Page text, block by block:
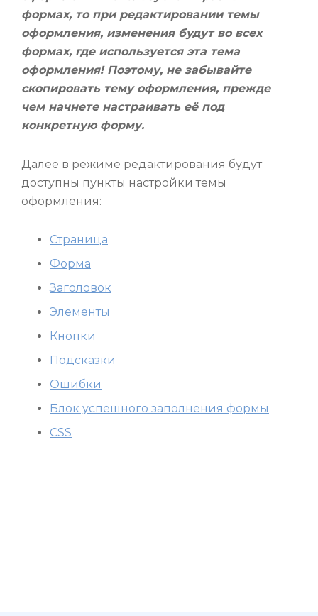
формах, то при редактировании темы
оформления, изменения будут во всех
формах, где используется эта тема
оформления! Поэтому, не забывайте
скопировать тему оформления, прежде
чем начнете настраивать её под
конкретную форму.
Далее в режиме редактирования будут
доступны пункты настройки темы
оформления:
Страница
Форма
Заголовок
Элементы
Кнопки
Подсказки
Ошибки
Блок успешного заполнения формы
CSS